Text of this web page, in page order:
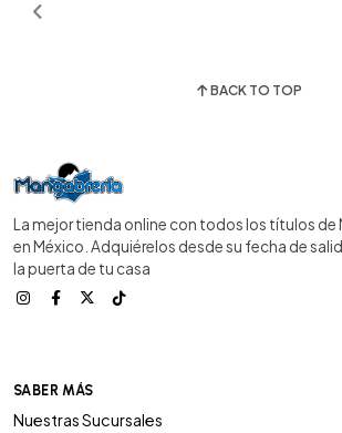
BACK TO TOP
La mejor tienda online con todos los títulos de
en México. Adquiérelos desde su fecha de
la puerta de tu casa
SABER MÁS
Nuestras Sucursales